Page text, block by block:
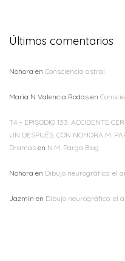
Últimos comentarios
Nohora en Consciencia astral
Maria N Valencia Rodas en
T4 – EPISODIO 133: ACCIDENTE
UN DESPUÉS. CON NOHORA M.
Dramas en N.M. Parga Blog
Nohora en Dibujo neurográfico: el
Jazmin en Dibujo neurográfico: el